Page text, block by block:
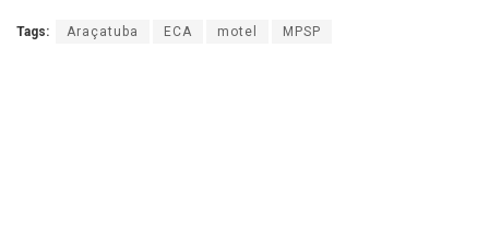
Tags: Araçatuba ECA motel MPSP